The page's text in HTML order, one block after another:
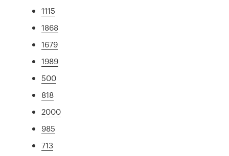
1115
1868
1679
1989
500
818
2000
985
713